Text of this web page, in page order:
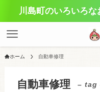
川島町のいろいろな
ホーム 自動車修理
自動車修理 – tag